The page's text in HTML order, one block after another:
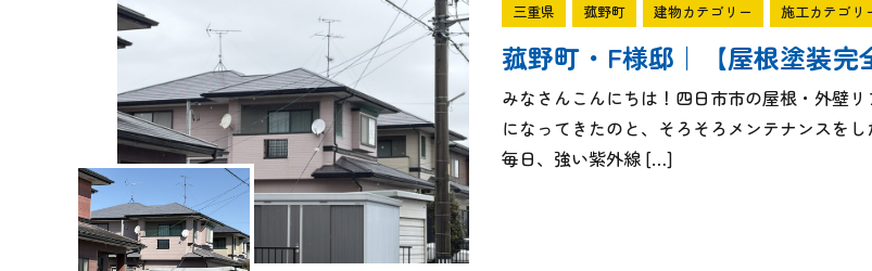
三重県 菰野町 建物カテゴリー 施工カテゴリ
菰野町・F様邸｜【屋根塗装
みなさんこんにちは！四日市市の屋根・外壁
になってきたのと、そろそろメンテナンスを
毎日、強い紫外線 […]